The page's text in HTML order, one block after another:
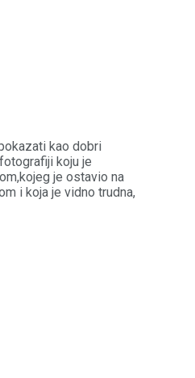
kao dobri
koju je
je ostavio na
i koja je vidno trudna,